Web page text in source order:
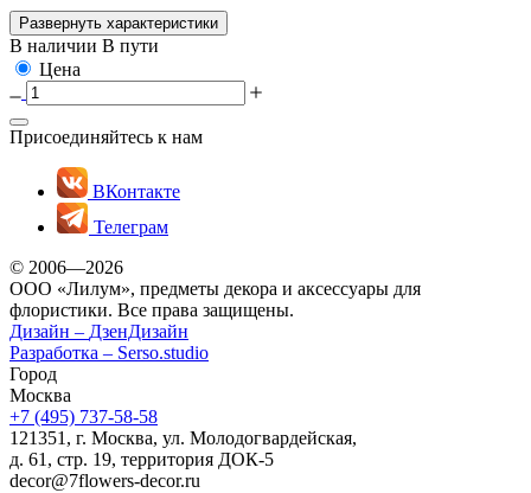
Развернуть характеристики
В наличии В пути
Цена
Присоединяйтесь к нам
ВКонтакте
Телеграм
© 2006—2026
ООО «Лилум», предметы декора и аксессуары для
флористики. Все права защищены.
Дизайн – ДзенДизайн
Разработка – Serso.studio
Город
Москва
+7 (495) 737-58-58
121351, г. Москва, ул. Молодогвардейская,
д. 61, стр. 19, территория ДОК-5
decor@7flowers-decor.ru